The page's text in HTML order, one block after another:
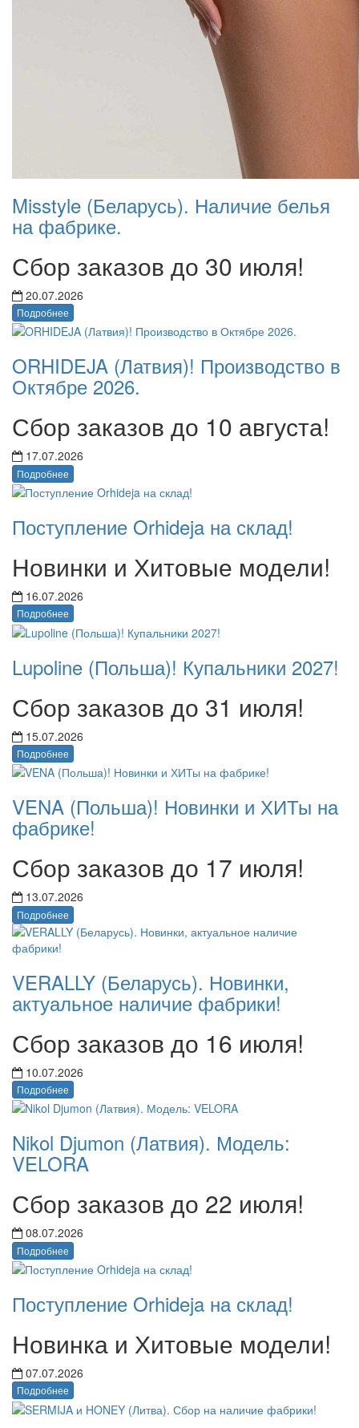
Misstyle (Беларусь). Наличие белья
на фабрике.
Сбор заказов до 30 июля!
20.07.2026
Подробнее
ORHIDEJA (Латвия)! Производство в
Октябре 2026.
Сбор заказов до 10 августа!
17.07.2026
Подробнее
Поступление Orhideja на склад!
Новинки и Хитовые модели!
16.07.2026
Подробнее
Lupoline (Польша)! Купальники 2027!
Сбор заказов до 31 июля!
15.07.2026
Подробнее
VENA (Польша)! Новинки и ХИТы на
фабрике!
Сбор заказов до 17 июля!
13.07.2026
Подробнее
VERALLY (Беларусь). Новинки,
актуальное наличие фабрики!
Сбор заказов до 16 июля!
10.07.2026
Подробнее
Nikol Djumon (Латвия). Модель:
VELORA
Сбор заказов до 22 июля!
08.07.2026
Подробнее
Поступление Orhideja на склад!
Новинка и Хитовые модели!
07.07.2026
Подробнее